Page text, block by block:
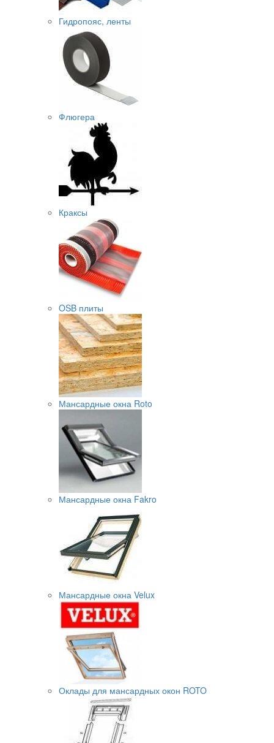
Гидропояс, ленты
Флюгера
Краксы
OSB плиты
Мансардные окна Roto
Мансардные окна Fakro
Мансардные окна Velux
Оклады для мансардных окон ROTO